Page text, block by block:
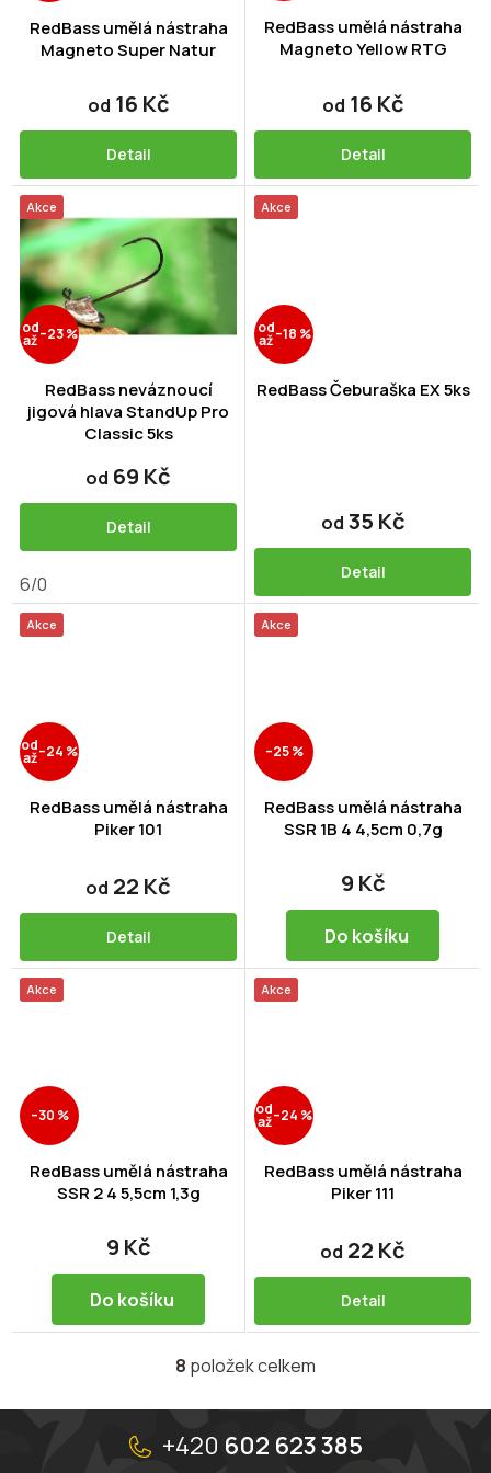
ů
RedBass umělá nástraha
Magneto Super Natur
od 16 Kč
Detail
RedBass umělá nástraha
Magneto Yellow RTG
od 16 Kč
Detail
Akce
od
až–23 %
RedBass neváznoucí
jigová hlava StandUp Pro
Classic 5ks
od 69 Kč
Detail
6/0
Akce
od
až–18 %
RedBass Čeburaška EX 5ks
od 35 Kč
Detail
Akce
od
až–24 %
RedBass umělá nástraha
Piker 101
od 22 Kč
Detail
Akce
–25 %
RedBass umělá nástraha
SSR 1B 4 4,5cm 0,7g
9 Kč
Do košíku
Akce
–30 %
RedBass umělá nástraha
SSR 2 4 5,5cm 1,3g
9 Kč
Do košíku
Akce
od
až–24 %
RedBass umělá nástraha
Piker 111
od 22 Kč
Detail
O
l
á
d
8 položek celkem
+420 602 623 385